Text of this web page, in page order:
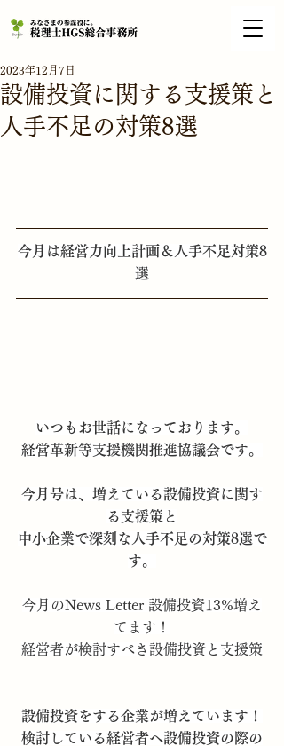
設備投資に関する支援策と
人手不足の対策8選
2023年12月7日
今月は経営力向上計画＆人手不足対策8
選
いつもお世話になっております。
経営革新等支援機関推進協議会です。
今月号は、増えている設備投資に関す
る支援策と
中小企業で深刻な人手不足の対策8選で
す。
今月のNews Letter 設備投資13%増え
てます！
経営者が検討すべき設備投資と支援策
設備投資をする企業が増えています！
検討している経営者へ設備投資の際の